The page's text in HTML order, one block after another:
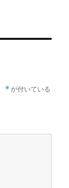
*が付いている